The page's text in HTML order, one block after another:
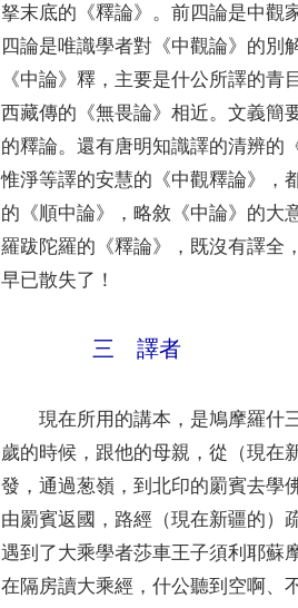
拏末底的 《釋論》 。前四論是中觀
四論是唯識學者對 《中觀論》 的別
《中論》釋 ， 主要是什公所譯的青
西藏傳的 《無畏論》相近。文義簡
的釋論。還有唐明知識譯的清辨的
惟淨等譯的安慧的 《中觀釋論》 ，
的 《順中論》 ，略敘 《中論》 的大
羅跋陀羅的 《釋論》 ， 既沒有譯全
早已散失了 ！
三 譯者
現在所用的講本 ， 是鳩摩羅什
歲的時候 ， 跟他的母親 ，從 （現在
發 ，通過葱嶺 ，到北印的罽賓去學
由罽賓返國 ， 路經（現在新疆的）
遇到了大乘學者莎車王子須利耶蘇
在隔房讀大乘經 ，什公聽到空啊 、